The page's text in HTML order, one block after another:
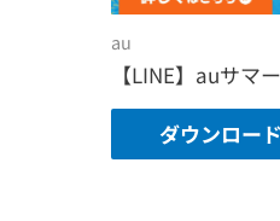
au
【LINE】auサマ
ダウンロード